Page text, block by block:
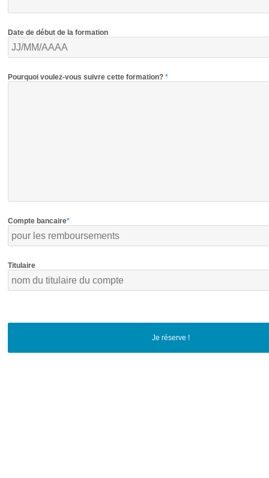
Date de début de la formation
Pourquoi voulez-vous suivre cette formation? *
Compte bancaire*
Titulaire